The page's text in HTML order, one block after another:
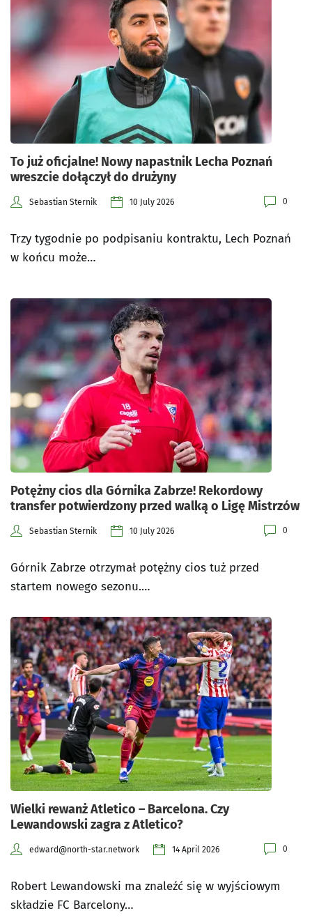
To już oficjalne! Nowy napastnik Lecha Poznań
wreszcie dołączył do drużyny
Sebastian Sternik 10 July 2026 0
Trzy tygodnie po podpisaniu kontraktu, Lech Poznań
w końcu może…
Potężny cios dla Górnika Zabrze! Rekordowy
transfer potwierdzony przed walką o Ligę Mistrzów
Sebastian Sternik 10 July 2026 0
Górnik Zabrze otrzymał potężny cios tuż przed
startem nowego sezonu.…
Wielki rewanż Atletico – Barcelona. Czy
Lewandowski zagra z Atletico?
edward@north-star.network 14 April 2026 0
Robert Lewandowski ma znaleźć się w wyjściowym
składzie FC Barcelony…